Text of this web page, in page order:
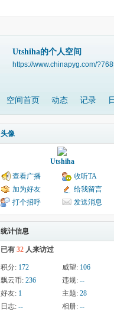
Utshiha的个人空间
https://www.chinapyg.com/
空间首页 动态 记录
头像
Utshiha
查看广播
收听TA
加为好友
给我留言
打个招呼
发送消息
统计信息
已有 32 人来访过
积分: 172 威望: 106
飘云币: 236 违规: --
好友: 1 主题: 28
日志: -- 相册: --